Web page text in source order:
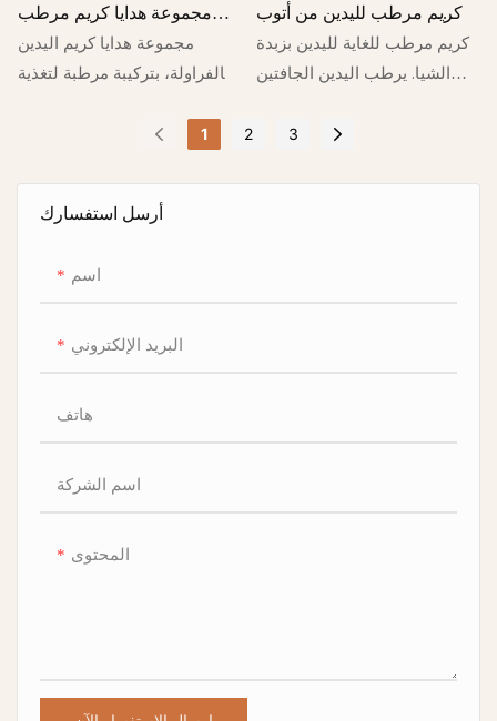
أرسل استفسارك
اسم
البريد الإلكتروني
هاتف
اسم الشركة
المحتوى
مجموعة هدايا كريم مرطب
لليدين بنكهة الفراولة مكونة من
4 قطع - مجموعة لوشن
مجموعة هدايا كريم اليدين
بالفراولة، بتركيبة مرطبة لتغذية
ناعمة وملساء ورطبة ومعطرة
كريم مرطب لليدين من أتوب
(عبوة من قطعتين) - تركيبة
زبدة الشيا فائقة الترطيب
كريم مرطب للغاية لليدين بزبدة
الشيا. يرطب اليدين الجافتين
وملساء ومغذية. طقم هدايا مثالي
1 2 3